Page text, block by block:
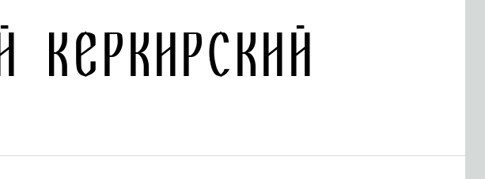
Керкирский